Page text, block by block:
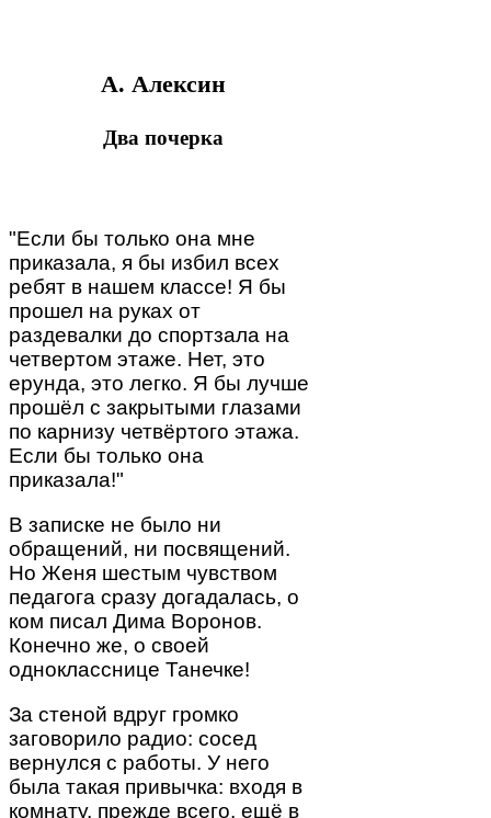
А. Алексин
Два почерка
"Если бы только она мне
приказала, я бы избил всех
ребят в нашем классе! Я бы
прошел на руках от
раздевалки до спортзала на
четвертом этаже. Нет, это
ерунда, это легко. Я бы лучше
прошёл с закрытыми глазами
по карнизу четвёртого этажа.
Если бы только она
приказала!"
В записке не было ни
обращений, ни посвящений.
Но Женя шестым чувством
педагога сразу догадалась, о
ком писал Дима Воронов.
Конечно же, о своей
однокласснице Танечке!
За стеной вдруг громко
заговорило радио: сосед
вернулся с работы. У него
была такая привычка: входя в
комнату, прежде всего, ещё в